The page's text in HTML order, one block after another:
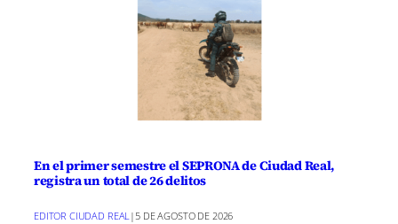
En el primer semestre el SEPRONA de Ciudad Real,
registra un total de 26 delitos
EDITOR CIUDAD REAL | 5 DE AGOSTO DE 2026